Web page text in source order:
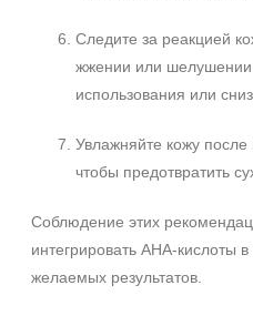
Следите за реакцией
жжении или шелушении
использования или
Увлажняйте кожу после
чтобы предотвратить
Соблюдение этих
интегрировать AHA-кислоты
желаемых результатов.